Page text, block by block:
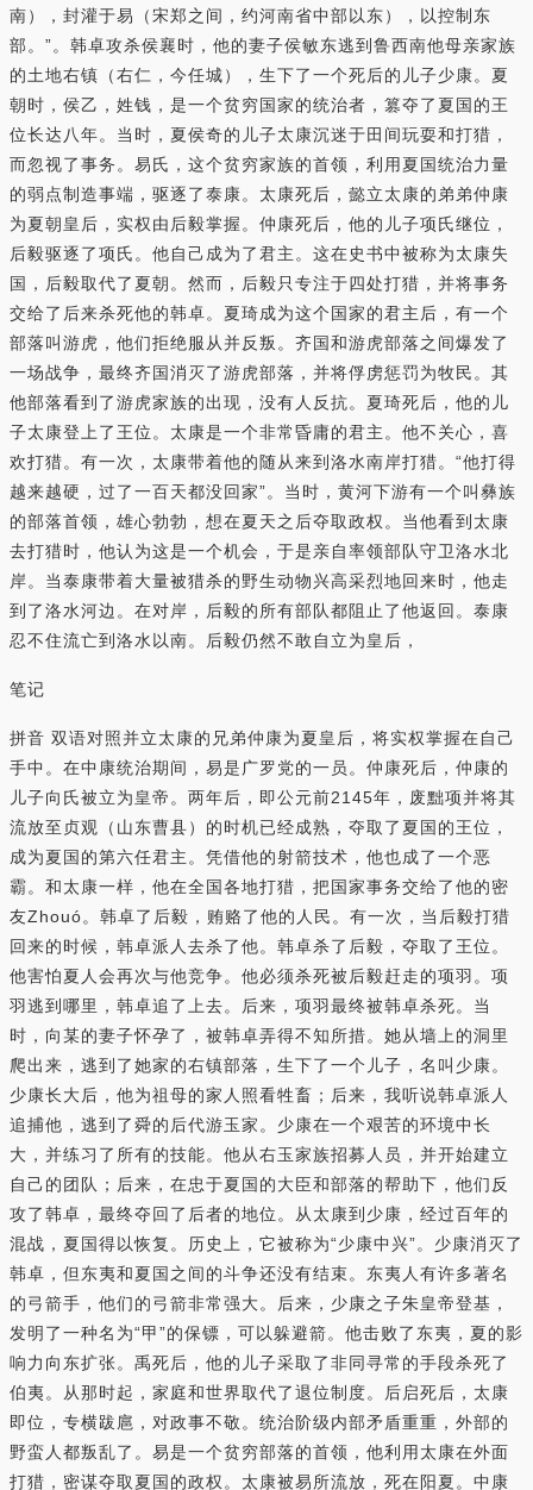
南），封灌于易（宋郑之间，约河南省中部以东），以控制东
部。”。韩卓攻杀侯襄时，他的妻子侯敏东逃到鲁西南他母亲家族
的土地右镇（右仁，今任城），生下了一个死后的儿子少康。夏
朝时，侯乙，姓钱，是一个贫穷国家的统治者，篡夺了夏国的王
位长达八年。当时，夏侯奇的儿子太康沉迷于田间玩耍和打猎，
而忽视了事务。易氏，这个贫穷家族的首领，利用夏国统治力量
的弱点制造事端，驱逐了泰康。太康死后，懿立太康的弟弟仲康
为夏朝皇后，实权由后毅掌握。仲康死后，他的儿子项氏继位，
后毅驱逐了项氏。他自己成为了君主。这在史书中被称为太康失
国，后毅取代了夏朝。然而，后毅只专注于四处打猎，并将事务
交给了后来杀死他的韩卓。夏琦成为这个国家的君主后，有一个
部落叫游虎，他们拒绝服从并反叛。齐国和游虎部落之间爆发了
一场战争，最终齐国消灭了游虎部落，并将俘虏惩罚为牧民。其
他部落看到了游虎家族的出现，没有人反抗。夏琦死后，他的儿
子太康登上了王位。太康是一个非常昏庸的君主。他不关心，喜
欢打猎。有一次，太康带着他的随从来到洛水南岸打猎。“他打得
越来越硬，过了一百天都没回家”。当时，黄河下游有一个叫彝族
的部落首领，雄心勃勃，想在夏天之后夺取政权。当他看到太康
去打猎时，他认为这是一个机会，于是亲自率领部队守卫洛水北
岸。当泰康带着大量被猎杀的野生动物兴高采烈地回来时，他走
到了洛水河边。在对岸，后毅的所有部队都阻止了他返回。泰康
忍不住流亡到洛水以南。后毅仍然不敢自立为皇后，
笔记
拼音 双语对照并立太康的兄弟仲康为夏皇后，将实权掌握在自己
手中。在中康统治期间，易是广罗党的一员。仲康死后，仲康的
儿子向氏被立为皇帝。两年后，即公元前2145年，废黜项并将其
流放至贞观（山东曹县）的时机已经成熟，夺取了夏国的王位，
成为夏国的第六任君主。凭借他的射箭技术，他也成了一个恶
霸。和太康一样，他在全国各地打猎，把国家事务交给了他的密
友Zhouó。韩卓了后毅，贿赂了他的人民。有一次，当后毅打猎
回来的时候，韩卓派人去杀了他。韩卓杀了后毅，夺取了王位。
他害怕夏人会再次与他竞争。他必须杀死被后毅赶走的项羽。项
羽逃到哪里，韩卓追了上去。后来，项羽最终被韩卓杀死。当
时，向某的妻子怀孕了，被韩卓弄得不知所措。她从墙上的洞里
爬出来，逃到了她家的右镇部落，生下了一个儿子，名叫少康。
少康长大后，他为祖母的家人照看牲畜；后来，我听说韩卓派人
追捕他，逃到了舜的后代游玉家。少康在一个艰苦的环境中长
大，并练习了所有的技能。他从右玉家族招募人员，并开始建立
自己的团队；后来，在忠于夏国的大臣和部落的帮助下，他们反
攻了韩卓，最终夺回了后者的地位。从太康到少康，经过百年的
混战，夏国得以恢复。历史上，它被称为“少康中兴”。少康消灭了
韩卓，但东夷和夏国之间的斗争还没有结束。东夷人有许多著名
的弓箭手，他们的弓箭非常强大。后来，少康之子朱皇帝登基，
发明了一种名为“甲”的保镖，可以躲避箭。他击败了东夷，夏的影
响力向东扩张。禹死后，他的儿子采取了非同寻常的手段杀死了
伯夷。从那时起，家庭和世界取代了退位制度。后启死后，太康
即位，专横跋扈，对政事不敬。统治阶级内部矛盾重重，外部的
野蛮人都叛乱了。易是一个贫穷部落的首领，他利用太康在外面
打猎，密谋夺取夏国的政权。太康被易所流放，死在阳夏。中康